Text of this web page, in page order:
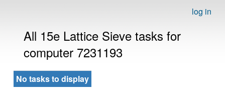
log in
All 15e Lattice Sieve tasks for
computer 7231193
No tasks to display